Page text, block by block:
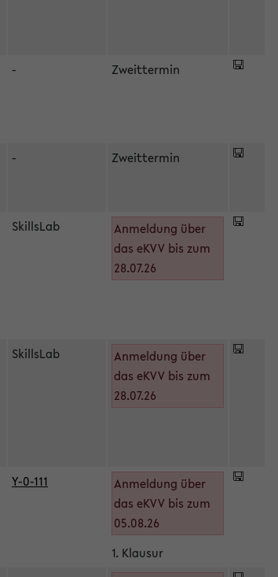
- Zweittermin
- Zweittermin
SkillsLab
Anmeldung über
das eKVV bis zum
28.07.26
SkillsLab
Anmeldung über
das eKVV bis zum
28.07.26
Y-0-111
Anmeldung über
das eKVV bis zum
05.08.26
1. Klausur